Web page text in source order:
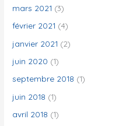
mars 2021 (3)
février 2021 (4)
janvier 2021 (2)
juin 2020 (1)
septembre 2018 (1)
juin 2018 (1)
avril 2018 (1)